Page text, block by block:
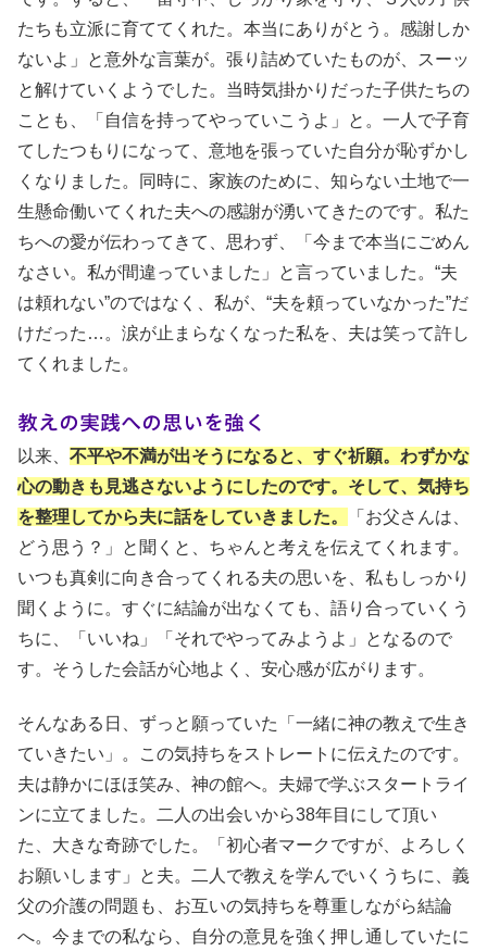
たちも立派に育ててくれた。本当にありがとう。感謝しか
ないよ」と意外な言葉が。張り詰めていたものが、スーッ
と解けていくようでした。当時気掛かりだった子供たちの
ことも、「自信を持ってやっていこうよ」と。一人で子育
てしたつもりになって、意地を張っていた自分が恥ずかし
くなりました。同時に、家族のために、知らない土地で一
生懸命働いてくれた夫への感謝が湧いてきたのです。私た
ちへの愛が伝わってきて、思わず、「今まで本当にごめん
なさい。私が間違っていました」と言っていました。“夫
は頼れない”のではなく、私が、“夫を頼っていなかった”だ
けだった…。涙が止まらなくなった私を、夫は笑って許し
てくれました。
教えの実践への思いを強く
以来、 不平や不満が出そうになると、すぐ祈願。わずかな
心の動きも見逃さないようにしたのです。そして、気持ち
を整理してから夫に話をしていきました。
「お父さんは、
どう思う？」と聞くと、ちゃんと考えを伝えてくれます。
いつも真剣に向き合ってくれる夫の思いを、私もしっかり
聞くように。すぐに結論が出なくても、語り合っていくう
ちに、「いいね」「それでやってみようよ」となるので
す。そうした会話が心地よく、安心感が広がります。
そんなある日、ずっと願っていた「一緒に神の教えで生き
ていきたい」。この気持ちをストレートに伝えたのです。
夫は静かにほほ笑み、神の館へ。夫婦で学ぶスタートライ
ンに立てました。二人の出会いから38年目にして頂い
た、大きな奇跡でした。「初心者マークですが、よろしく
お願いします」と夫。二人で教えを学んでいくうちに、義
父の介護の問題も、お互いの気持ちを尊重しながら結論
へ。今までの私なら、自分の意見を強く押し通していたに